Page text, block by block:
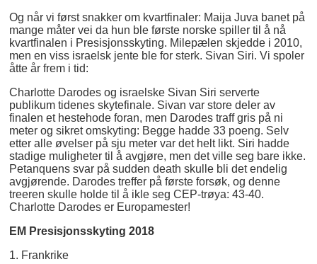
Og når vi først snakker om kvartfinaler: Maija Juva banet på
mange måter vei da hun ble første norske spiller til å nå
kvartfinalen i Presisjonsskyting. Milepælen skjedde i 2010,
men en viss israelsk jente ble for sterk. Sivan Siri. Vi spoler
åtte år frem i tid:
Charlotte Darodes og israelske Sivan Siri serverte
publikum tidenes skytefinale. Sivan var store deler av
finalen et hestehode foran, men Darodes traff gris på ni
meter og sikret omskyting: Begge hadde 33 poeng. Selv
etter alle øvelser på sju meter var det helt likt. Siri hadde
stadige muligheter til å avgjøre, men det ville seg bare ikke.
Petanquens svar på sudden death skulle bli det endelig
avgjørende. Darodes treffer på første forsøk, og denne
treeren skulle holde til å ikle seg CEP-trøya: 43-40.
Charlotte Darodes er Europamester!
EM Presisjonsskyting 2018
1. Frankrike